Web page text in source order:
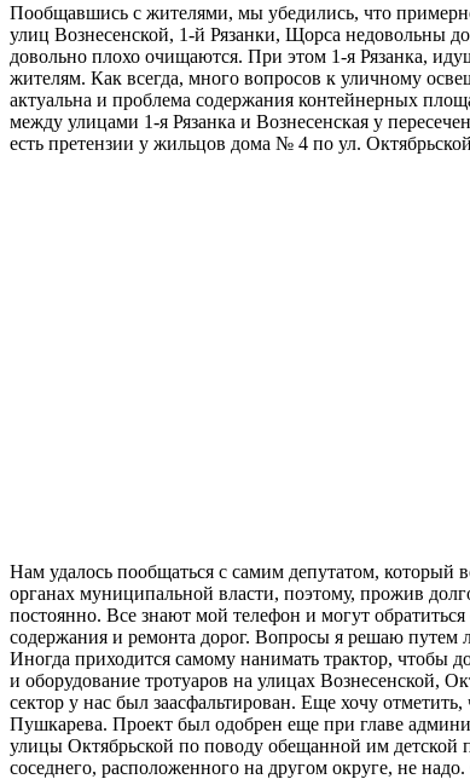
Пообщавшись с жителями, мы убедились, что
улиц Вознесенской, 1-й Рязанки, Щорса недовольны
довольно плохо очищаются. При этом 1-я Рязанка,
жителям. Как всегда, много вопросов к уличному
актуальна и проблема содержания контейнерных
между улицами 1-я Рязанка и Вознесенская у
есть претензии у жильцов дома № 4 по ул.
Нам удалось пообщаться с самим депутатом, который
органах муниципальной власти, поэтому, прожив
постоянно. Все знают мой телефон и могут
содержания и ремонта дорог. Вопросы я решаю путем
Иногда приходится самому нанимать трактор, чтобы
и оборудование тротуаров на улицах Вознесенской,
сектор у нас был заасфальтирован. Еще хочу
Пушкарева. Проект был одобрен еще при главе
улицы Октябрьской по поводу обещанной им детской
соседнего, расположенного на другом округе, не